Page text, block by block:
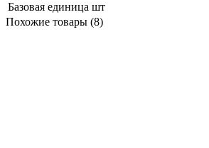
Базовая единица шт
Похожие товары (8)